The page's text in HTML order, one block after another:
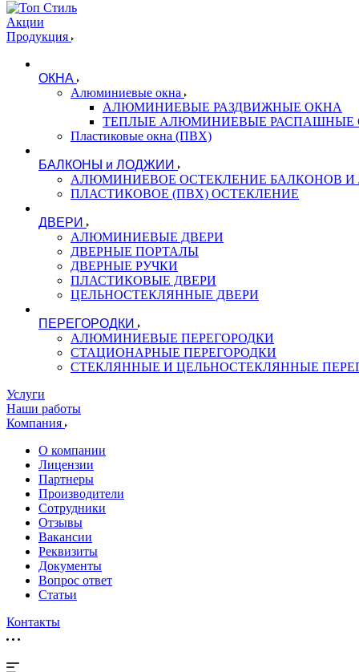
Акции
Продукция
ОКНА
Алюминиевые окна
АЛЮМИНИЕВЫЕ РАЗДВИЖНЫЕ ОКНА
ТЕПЛЫЕ АЛЮМИНИЕВЫЕ РАСПАШНЫЕ
Пластиковые окна (ПВХ)
БАЛКОНЫ и ЛОДЖИИ
АЛЮМИНИЕВОЕ ОСТЕКЛЕНИЕ БАЛКОНОВ
ПЛАСТИКОВОЕ (ПВХ) ОСТЕКЛЕНИЕ
ДВЕРИ
АЛЮМИНИЕВЫЕ ДВЕРИ
ДВЕРНЫЕ ПОРТАЛЫ
ДВЕРНЫЕ РУЧКИ
ПЛАСТИКОВЫЕ ДВЕРИ
ЦЕЛЬНОСТЕКЛЯННЫЕ ДВЕРИ
ПЕРЕГОРОДКИ
АЛЮМИНИЕВЫЕ ПЕРЕГОРОДКИ
СТАЦИОНАРНЫЕ ПЕРЕГОРОДКИ
СТЕКЛЯННЫЕ И ЦЕЛЬНОСТЕКЛЯННЫЕ
Услуги
Наши работы
Компания
О компании
Лицензии
Партнеры
Производители
Сотрудники
Отзывы
Вакансии
Реквизиты
Документы
Вопрос ответ
Статьи
Контакты